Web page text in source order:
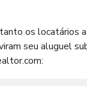
os locatários
seu aluguel